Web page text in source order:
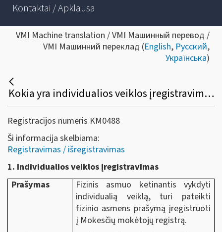
Kontaktai / Apklausa
VMI Machine translation / VMI Машинный перевод /
VMI Машинний переклад (English, Русский,
Українська)
Kokia yra individualios veiklos įregistravimo ir individualios veiklos pažymos išdavimo tvarka?
Registracijos numeris KM0488
Ši informacija skelbiama:
Registravimas / išregistravimas
1. Individualios veiklos įregistravimas
Prašymas
Fizinis asmuo ketinantis vykdyti
individualią veiklą, turi pateikti
fizinio asmens prašymą įregistruoti
į Mokesčių mokėtojų registrą.